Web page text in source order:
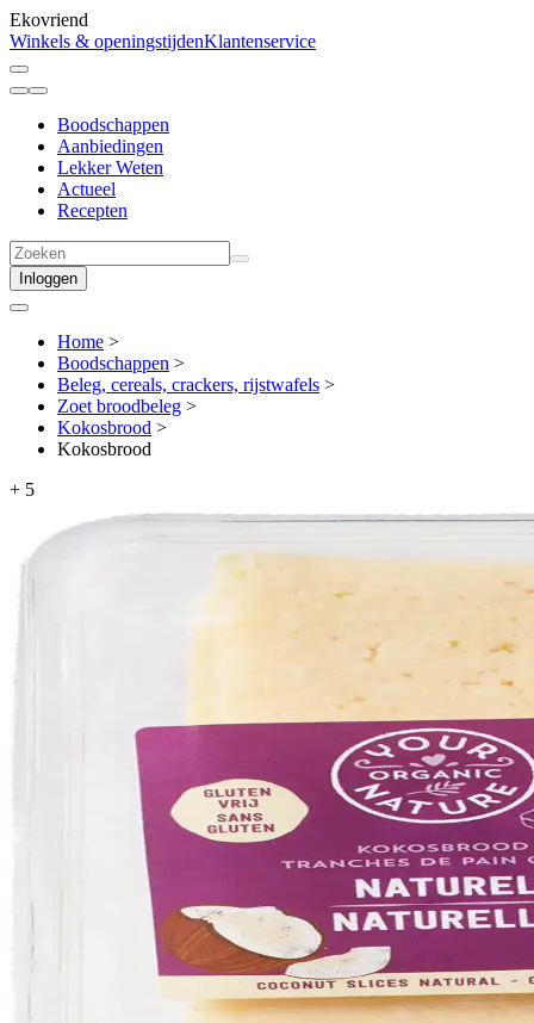
Ekovriend
Winkels & openingstijdenKlantenservice
Boodschappen
Aanbiedingen
Lekker Weten
Actueel
Recepten
Inloggen
Home >
Boodschappen >
Beleg, cereals, crackers, rijstwafels >
Zoet broodbeleg >
Kokosbrood >
Kokosbrood
+ 5